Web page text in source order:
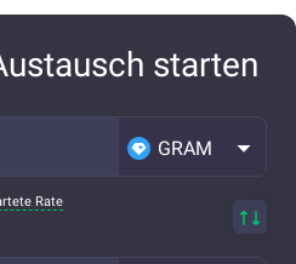
starten
GRAM
Rate